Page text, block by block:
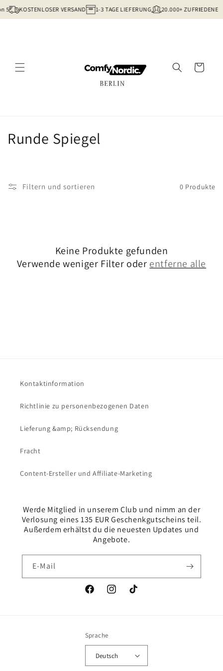
zum
Inhalt
5 KOSTENLOSER VERSAND 1-3 TAGE LIEFERUNG 20.000+ ZUFRIEDENE
Warenkorb
K
e
Runde Spiegel
Filtern und sortieren 0 Produkte
Keine Produkte gefunden
Verwende weniger Filter oder entferne alle
Kontaktinformation
Richtlinie zu personenbezogenen Daten
Lieferung &amp; Rücksendung
Fracht
Content-Ersteller und Affiliate-Marketing
Werde Mitglied in unserem Club und nimm an der
Verlosung eines 135 EUR Geschenkgutscheins teil.
Außerdem erhältst du die neuesten Updates und
Angebote.
E-Mail
FacebookInstagramTikTok
Sprache
Deutsch